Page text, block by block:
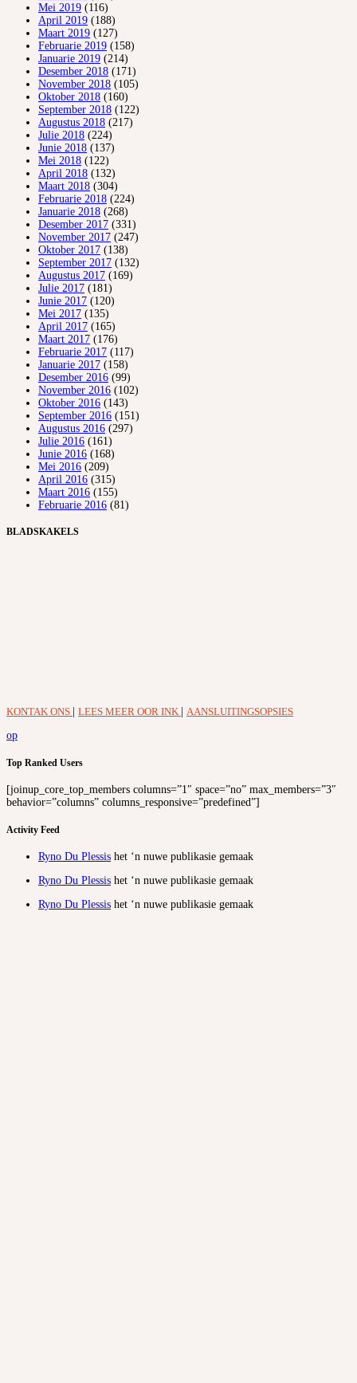
Mei 2019 (116)
April 2019 (188)
Maart 2019 (127)
Februarie 2019 (158)
Januarie 2019 (214)
Desember 2018 (171)
November 2018 (105)
Oktober 2018 (160)
September 2018 (122)
Augustus 2018 (217)
Julie 2018 (224)
Junie 2018 (137)
Mei 2018 (122)
April 2018 (132)
Maart 2018 (304)
Februarie 2018 (224)
Januarie 2018 (268)
Desember 2017 (331)
November 2017 (247)
Oktober 2017 (138)
September 2017 (132)
Augustus 2017 (169)
Julie 2017 (181)
Junie 2017 (120)
Mei 2017 (135)
April 2017 (165)
Maart 2017 (176)
Februarie 2017 (117)
Januarie 2017 (158)
Desember 2016 (99)
November 2016 (102)
Oktober 2016 (143)
September 2016 (151)
Augustus 2016 (297)
Julie 2016 (161)
Junie 2016 (168)
Mei 2016 (209)
April 2016 (315)
Maart 2016 (155)
Februarie 2016 (81)
BLADSKAKELS
KONTAK ONS LEES MEER OOR INK
AANSLUITINGSOPSIES
op
Top Ranked Users
[joinup_core_top_members columns=”1″ space=”no” max_members=”3″
behavior=”columns” columns_responsive=”predefined”]
Activity Feed
Ryno Du Plessis het ‘n nuwe publikasie gemaak
Ryno Du Plessis het ‘n nuwe publikasie gemaak
Ryno Du Plessis het ‘n nuwe publikasie gemaak